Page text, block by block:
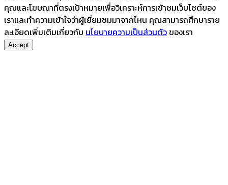
คุณและโฆษณาที่ตรงเป้าหมายเพื่อวิเคราะห์การเข้าชมเว็บไซต์ของ
เราและทำความเข้าใจว่าผู้เยี่ยมชมมาจากไหน คุณสามารถศึกษาราย
ละเอียดเพิ่มเติมเกี่ยวกับ นโยบายความเป็นส่วนตัวของเรา
Accept